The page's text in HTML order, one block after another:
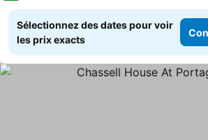
Sélectionnez des dates pour voir
les prix exacts